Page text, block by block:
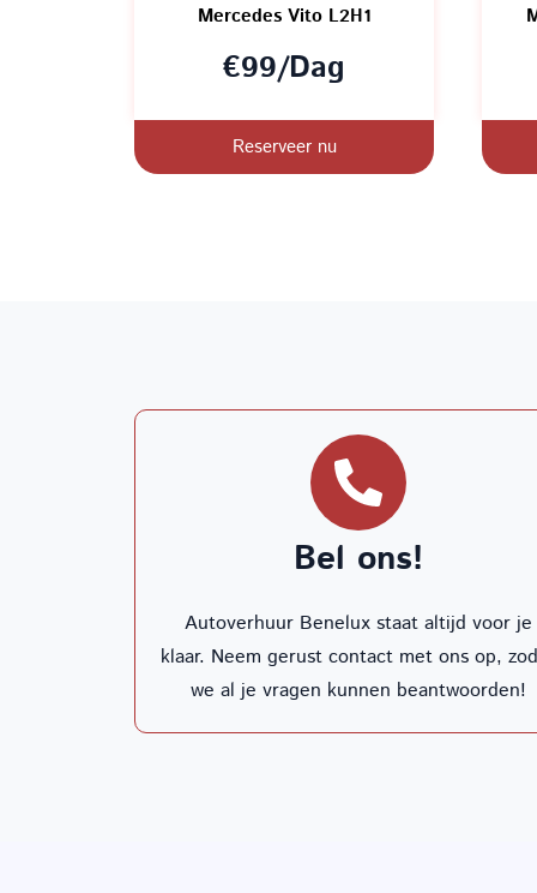
Mercedes Vito L2H1
€99/Dag
Reserveer nu
Bel ons!
Autoverhuur Benelux staat altijd voor je
klaar. Neem gerust contact met ons op,
we al je vragen kunnen beantwoorden!